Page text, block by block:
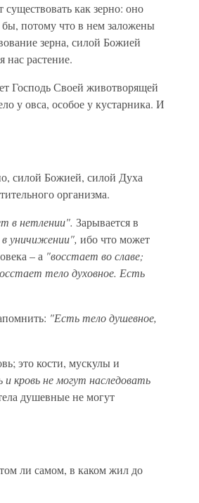
как зерно: оно
бы, потому что в нем заложены
зерна, силой Божией
нас растение.
Господь Своей животворящей
у овса, особое у кустарника. И
силой Божией, силой Духа
организма.
в нетлении". Зарывается в
в уничижении", ибо что может
– а "восстает во славе;
тело духовное. Есть
"Есть тело душевное,
это кости, мускулы и
и кровь не могут наследовать
душевные не могут
ли самом, в каком жил до